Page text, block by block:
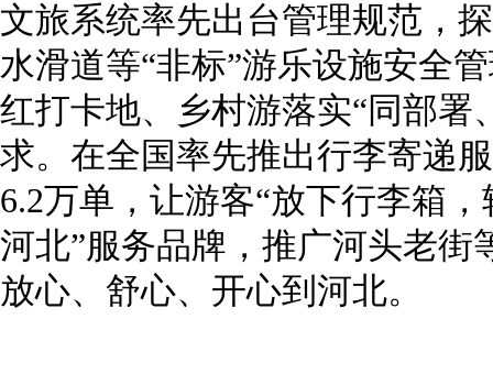
文旅系统率先出台管理规范，
水滑道等“非标”游乐设施安全
红打卡地、乡村游落实“同部署
求。在全国率先推出行李寄递
6.2万单，让游客“放下行李箱
河北”服务品牌，推广河头老街
放心、舒心、开心到河北。